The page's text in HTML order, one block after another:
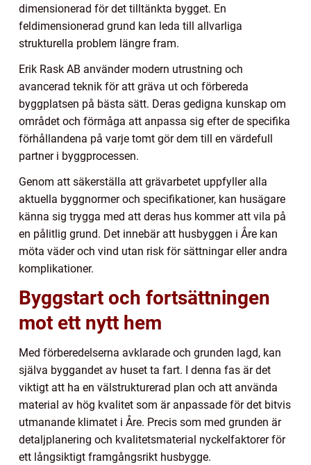
dimensionerad för det tilltänkta bygget. En
feldimensionerad grund kan leda till allvarliga
strukturella problem längre fram.
Erik Rask AB använder modern utrustning och
avancerad teknik för att gräva ut och förbereda
byggplatsen på bästa sätt. Deras gedigna kunskap om
området och förmåga att anpassa sig efter de specifika
förhållandena på varje tomt gör dem till en värdefull
partner i byggprocessen.
Genom att säkerställa att grävarbetet uppfyller alla
aktuella byggnormer och specifikationer, kan husägare
känna sig trygga med att deras hus kommer att vila på
en pålitlig grund. Det innebär att husbyggen i Åre kan
möta väder och vind utan risk för sättningar eller andra
komplikationer.
Byggstart och fortsättningen
mot ett nytt hem
Med förberedelserna avklarade och grunden lagd, kan
själva byggandet av huset ta fart. I denna fas är det
viktigt att ha en välstrukturerad plan och att använda
material av hög kvalitet som är anpassade för det bitvis
utmanande klimatet i Åre. Precis som med grunden är
detaljplanering och kvalitetsmaterial nyckelfaktorer för
ett långsiktigt framgångsrikt husbygge.